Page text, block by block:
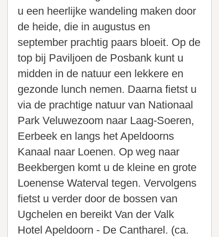
u een heerlijke wandeling maken door
de heide, die in augustus en
september prachtig paars bloeit. Op de
top bij Paviljoen de Posbank kunt u
midden in de natuur een lekkere en
gezonde lunch nemen. Daarna fietst u
via de prachtige natuur van Nationaal
Park Veluwezoom naar Laag-Soeren,
Eerbeek en langs het Apeldoorns
Kanaal naar Loenen. Op weg naar
Beekbergen komt u de kleine en grote
Loenense Waterval tegen. Vervolgens
fietst u verder door de bossen van
Ugchelen en bereikt Van der Valk
Hotel Apeldoorn - De Cantharel. (ca.